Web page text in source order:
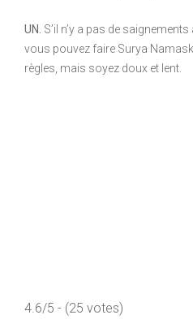
UN. S’il n’y a pas de
vous pouvez faire Surya
règles, mais soyez doux et lent.
4.6/5 - (25 votes)